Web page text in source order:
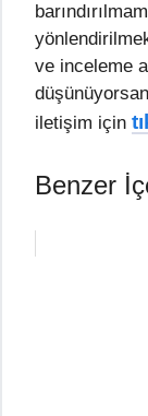
ve inceleme
iletişim için
Benzer